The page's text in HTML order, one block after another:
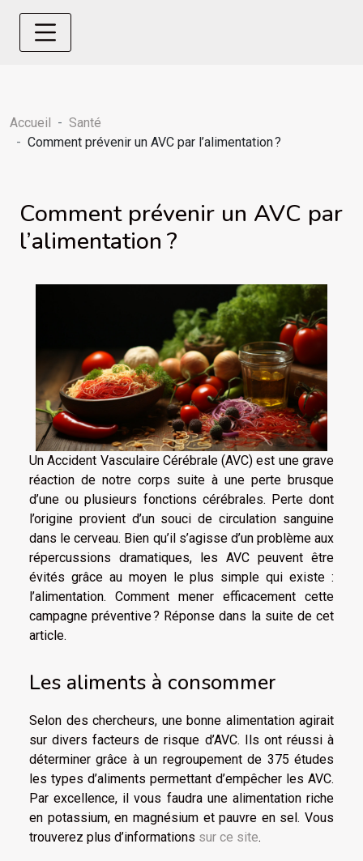
Accueil
Santé
Comment prévenir un AVC par l’alimentation ?
Comment prévenir un AVC par
l’alimentation ?
Un Accident Vasculaire Cérébrale (AVC) est une grave
réaction de notre corps suite à une perte brusque
d’une ou plusieurs fonctions cérébrales. Perte dont
l’origine provient d’un souci de circulation sanguine
dans le cerveau. Bien qu’il s’agisse d’un problème aux
répercussions dramatiques, les AVC peuvent être
évités grâce au moyen le plus simple qui existe :
l’alimentation. Comment mener efficacement cette
campagne préventive ? Réponse dans la suite de cet
article.
Les aliments à consommer
Selon des chercheurs, une bonne alimentation agirait
sur divers facteurs de risque d’AVC. Ils ont réussi à
déterminer grâce à un regroupement de 375 études
les types d’aliments permettant d’empêcher les AVC.
Par excellence, il vous faudra une alimentation riche
en potassium, en magnésium et pauvre en sel. Vous
trouverez plus d’informations sur ce site.